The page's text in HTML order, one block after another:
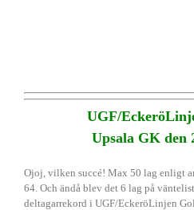
UGF/
Upsala GK den
Ojoj, vilken succé! Max 50 lag enligt
64. Och ändå blev det 6 lag på
deltagarrekord i UGF/EckeröLinjen